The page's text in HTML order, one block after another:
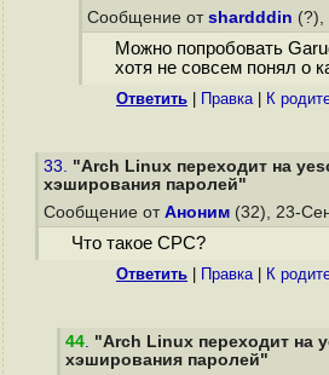
Сообщение от shardddin (?),
Можно попробовать
хотя не совсем понял о
Ответить Правка| К
33. "Arch Linux переходит на
хэширования паролей"
Сообщение от Аноним (32), 23-
Что такое СРС?
Ответить Правка| К
44. "Arch Linux переходит на
хэширования паролей"